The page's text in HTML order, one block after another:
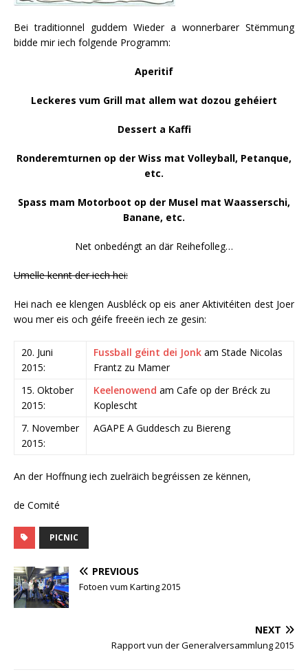
Bei traditionnel guddem Wieder a wonnerbarer Stëmmung
bidde mir iech folgende Programm:
Aperitif
Leckeres vum Grill mat allem wat dozou gehéiert
Dessert a Kaffi
Ronderemturnen op der Wiss mat Volleyball, Petanque,
etc.
Spass mam Motorboot op der Musel mat Waasserschi,
Banane, etc.
Net onbedéngt an där Reihefolleg…
Umelle kennt der iech hei:
Hei nach ee klengen Ausbléck op eis aner Aktivitéiten dest Joer
wou mer eis och géife freeën iech ze gesin:
20. Juni
2015:
Fussball géint dei Jonk am Stade Nicolas
Frantz zu Mamer
15. Oktober
2015:
Keelenowend am Cafe op der Bréck zu
Koplescht
7. November
2015:
AGAPE A Guddesch zu Biereng
An der Hoffnung iech zuelräich begréissen ze kënnen,
de Comité
PICNIC
PREVIOUS
Fotoen vum Karting 2015
NEXT
Rapport vun der Generalversammlung 2015